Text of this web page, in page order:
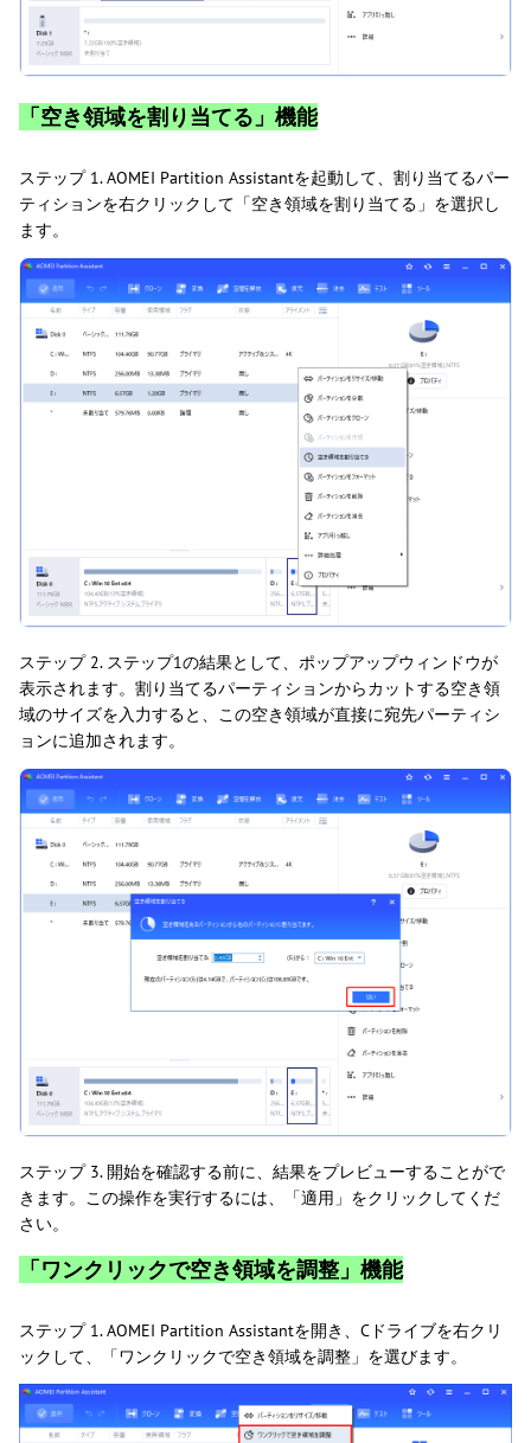
「空き領域を割り当てる」機能
ステップ 1. AOMEI Partition Assistantを起動して、割り当てるパー
ティションを右クリックして「空き領域を割り当てる」を選択し
ます。
ステップ 2. ステップ1の結果として、ポップアップウィンドウが
表示されます。割り当てるパーティションからカットする空き領
域のサイズを入力すると、この空き領域が直接に宛先パーティシ
ョンに追加されます。
ステップ 3. 開始を確認する前に、結果をプレビューすることがで
きます。この操作を実行するには、「適用」をクリックしてくだ
さい。
「ワンクリックで空き領域を調整」機能
ステップ 1. AOMEI Partition Assistantを開き、Cドライブを右クリ
ックして、「ワンクリックで空き領域を調整」を選びます。